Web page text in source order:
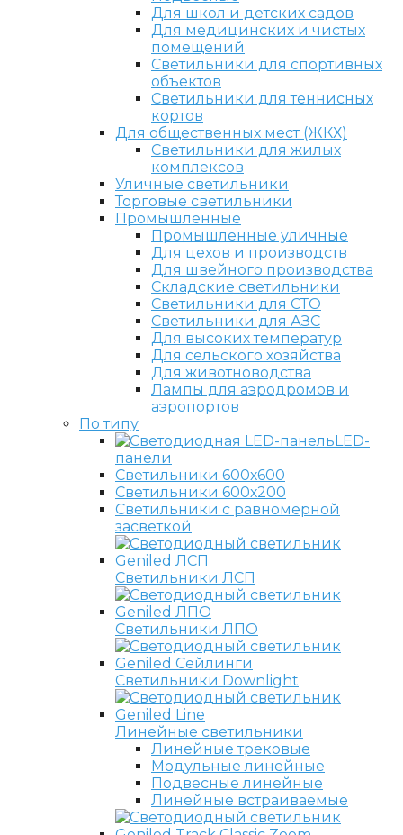
Для школ и детских садов
Для медицинских и чистых
помещений
Светильники для спортивных
объектов
Светильники для теннисных
кортов
Для общественных мест (ЖКХ)
Светильники для жилых
комплексов
Уличные светильники
Торговые светильники
Промышленные
Промышленные уличные
Для цехов и производств
Для швейного производства
Складские светильники
Светильники для СТО
Светильники для АЗС
Для высоких температур
Для сельского хозяйства
Для животноводства
Лампы для аэродромов и
аэропортов
По типу
LED-
панели
Светильники 600х600
Светильники 600х200
Светильники с равномерной
засветкой
Светильники ЛСП
Светильники ЛПО
Светильники Downlight
Линейные светильники
Линейные трековые
Модульные линейные
Подвесные линейные
Линейные встраиваемые